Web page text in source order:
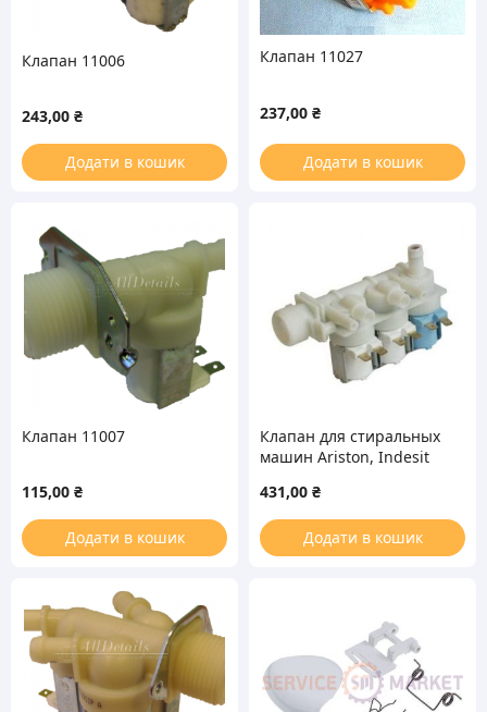
Клапан 11006
243,00 ₴
Додати в кошик
Клапан 11027
237,00 ₴
Додати в кошик
Клапан 11007
115,00 ₴
Додати в кошик
Клапан для стиральных
машин Ariston, Indesit
431,00 ₴
Додати в кошик